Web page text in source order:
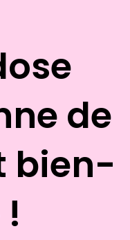
de
bien-